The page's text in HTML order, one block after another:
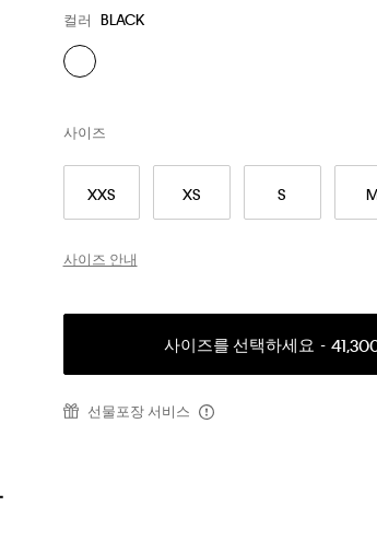
컬러 BLACK
XXS XS S
사이즈
사이즈 안내
사이즈를 선택하세요
선물포장 서비스